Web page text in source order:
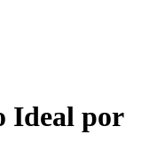
Ideal por